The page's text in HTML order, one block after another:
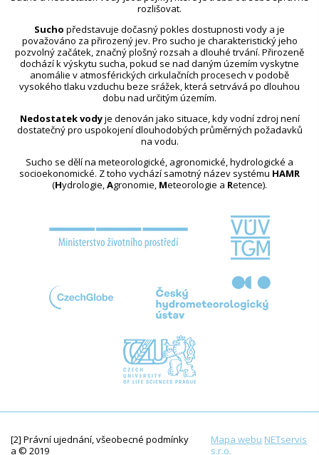
rozlišovat.
Sucho představuje dočasný pokles dostupnosti vody a je
považováno za přirozený jev. Pro sucho je charakteristický jeho
pozvolný začátek, značný plošný rozsah a dlouhé trvání. Přirozeně
dochází k výskytu sucha, pokud se nad daným územím vyskytne
anomálie v atmosférických cirkulačních procesech v podobě
vysokého tlaku vzduchu beze srážek, která setrvává po dlouhou
dobu nad určitým územím.
Nedostatek vodyje definován jako situace, kdy vodní zdroj není
dostatečný pro uspokojení dlouhodobých průměrných požadavků
na vodu.
Sucho se dělí na meteorologické, agronomické, hydrologické a
socioekonomické. Z toho vychází samotný název systému HAMR
(Hydrologie,Agronomie, Meteorologie a Retence).
[2] Právní ujednání, všeobecné podmínky
a © 2019
Mapa webu NETservis
s.r.o.